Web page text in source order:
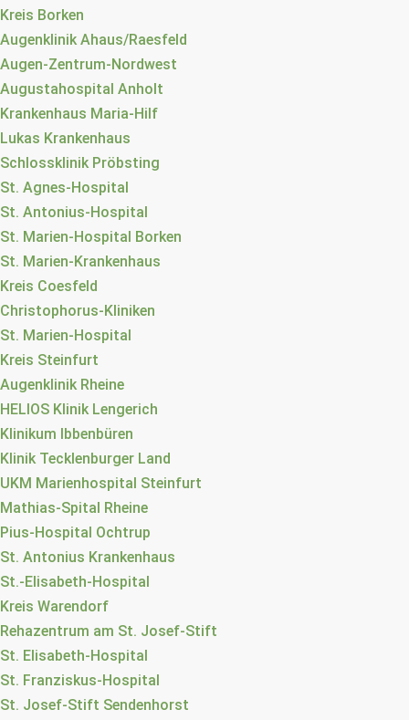
Kreis Borken
Augenklinik Ahaus/Raesfeld
Augen-Zentrum-Nordwest
Augustahospital Anholt
Krankenhaus Maria-Hilf
Lukas Krankenhaus
Schlossklinik Pröbsting
St. Agnes-Hospital
St. Antonius-Hospital
St. Marien-Hospital Borken
St. Marien-Krankenhaus
Kreis Coesfeld
Christophorus-Kliniken
St. Marien-Hospital
Kreis Steinfurt
Augenklinik Rheine
HELIOS Klinik Lengerich
Klinikum Ibbenbüren
Klinik Tecklenburger Land
UKM Marienhospital Steinfurt
Mathias-Spital Rheine
Pius-Hospital Ochtrup
St. Antonius Krankenhaus
St.-Elisabeth-Hospital
Kreis Warendorf
Rehazentrum am St. Josef-Stift
St. Elisabeth-Hospital
St. Franziskus-Hospital
St. Josef-Stift Sendenhorst